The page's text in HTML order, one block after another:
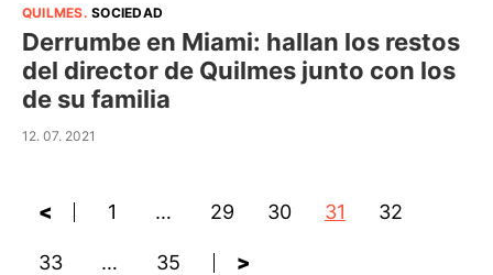
QUILMES.SOCIEDAD
Derrumbe en Miami: hallan los restos
del director de Quilmes junto con los
de su familia
12. 07. 2021
< 1 … 29 30 31 32
33 … 35 >